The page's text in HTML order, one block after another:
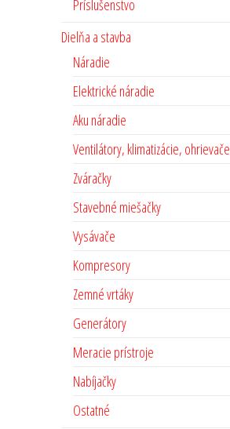
Príslušenstvo
Dielňa a stavba
Náradie
Elektrické náradie
Aku náradie
Ventilátory, klimatizácie, ohrievače
Zváračky
Stavebné miešačky
Vysávače
Kompresory
Zemné vrtáky
Generátory
Meracie prístroje
Nabíjačky
Ostatné